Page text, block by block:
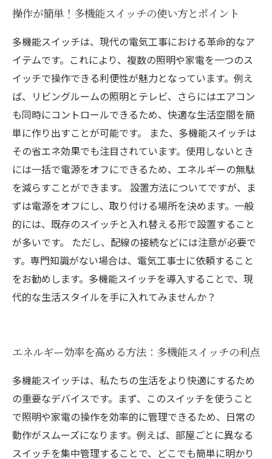
操作が簡単！多機能スイッチの使い方とポイント
多機能スイッチは、現代の電気工事における革命的なア
イテムです。これにより、複数の照明や家電を一つのス
イッチで操作できる利便性が魅力となっています。例え
ば、リビングルームの照明とテレビ、さらにはエアコン
も同時にコントロールできるため、快適な生活空間を簡
単に作り出すことが可能です。 また、多機能スイッチは
その省エネ効果でも注目されています。使用しないとき
には一括で電源をオフにできるため、エネルギーの無駄
を減らすことができます。 設置方法についてですが、ま
ずは電源をオフにし、取り付ける場所を決めます。一般
的には、既存のスイッチと入れ替える形で設置すること
が多いです。 ただし、配線の接続などには注意が必要で
す。専門知識がない場合は、電気工事士に依頼すること
をお勧めします。多機能スイッチを導入することで、現
代的な生活スタイルを手に入れてみませんか？
エネルギー効率を高める方法：多機能スイッチの利点
多機能スイッチは、私たちの生活をより快適にするため
の重要なデバイスです。まず、このスイッチを使うこと
で照明や家電の操作を効率的に管理できるため、日常の
動作がスムーズになります。例えば、部屋ごとに異なる
スイッチを集中管理することで、どこでも簡単に明かり